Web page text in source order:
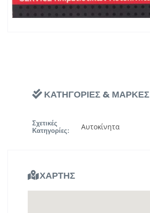
Διαγνωστικό
Κέντρο
ΚΑΤΗΓΟΡΙΕΣ & ΜΑΡΚΕΣ
Σχετικές
Κατηγορίες: Αυτοκίνητα
ΧΑΡΤΗΣ